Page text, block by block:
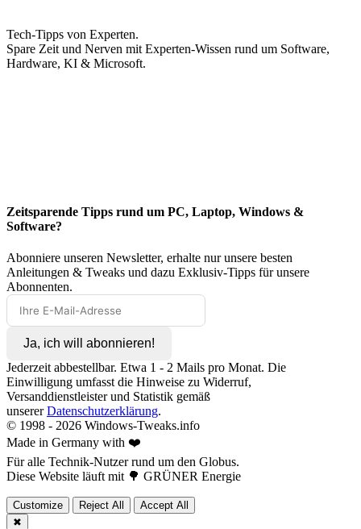
Tech-Tipps von Experten.
Spare Zeit und Nerven mit Experten-Wissen rund um Software,
Hardware, KI & Microsoft.
Zeitsparende Tipps rund um PC, Laptop, Windows &
Software?
Abonniere unseren Newsletter, erhalte nur unsere besten
Anleitungen & Tweaks und dazu Exklusiv-Tipps für unsere
Abonnenten.
Ja, ich will abonnieren!
Jederzeit abbestellbar. Etwa 1 - 2 Mails pro Monat. Die
Einwilligung umfasst die Hinweise zu Widerruf,
Versanddienstleister und Statistik gemäß
unsererDatenschutzerklärung.
© 1998 - 2026 Windows-Tweaks.info
Made in Germany with ❤️
Für alle Technik-Nutzer rund um den Globus.
Diese Website läuft mit 🌳 GRÜNER Energie
Customize Reject All
Accept All
✖